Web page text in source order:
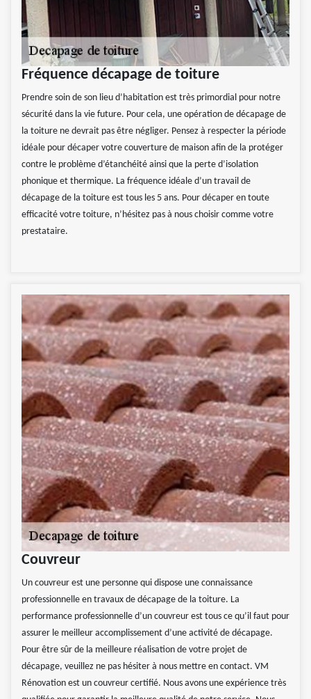
Fréquence décapage de toiture
Prendre soin de son lieu d’habitation est très primordial pour notre
sécurité dans la vie future. Pour cela, une opération de décapage de
la toiture ne devrait pas être négliger. Pensez à respecter la période
idéale pour décaper votre couverture de maison afin de la protéger
contre le problème d’étanchéité ainsi que la perte d’isolation
phonique et thermique. La fréquence idéale d’un travail de
décapage de la toiture est tous les 5 ans. Pour décaper en toute
efficacité votre toiture, n’hésitez pas à nous choisir comme votre
prestataire.
Couvreur
Un couvreur est une personne qui dispose une connaissance
professionnelle en travaux de décapage de la toiture. La
performance professionnelle d’un couvreur est tous ce qu’il faut pour
assurer le meilleur accomplissement d’une activité de décapage.
Pour être sûr de la meilleure réalisation de votre projet de
décapage, veuillez ne pas hésiter à nous mettre en contact. VM
Rénovation est un couvreur certifié. Nous avons une expérience très